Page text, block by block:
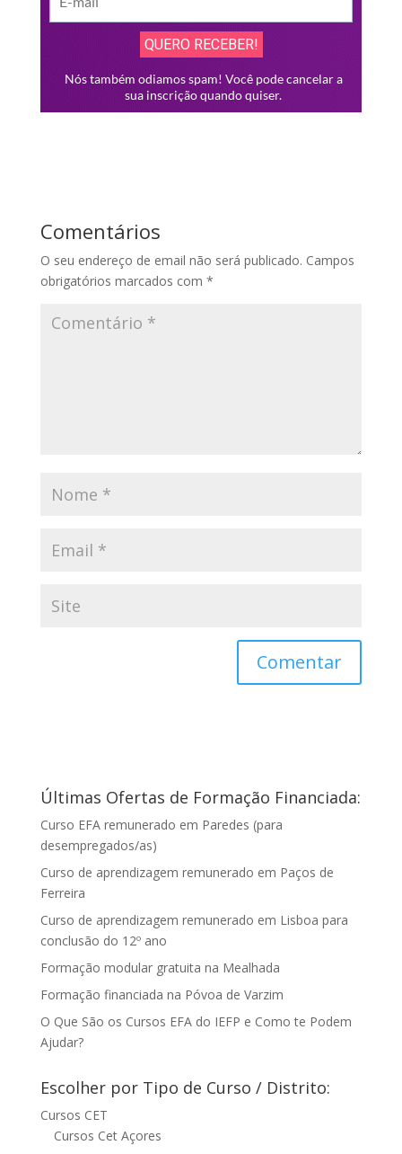
Comentários
O seu endereço de email não será publicado. Campos
obrigatórios marcados com *
Últimas Ofertas de Formação Financiada:
Curso EFA remunerado em Paredes (para
desempregados/as)
Curso de aprendizagem remunerado em Paços de
Ferreira
Curso de aprendizagem remunerado em Lisboa para
conclusão do 12º ano
Formação modular gratuita na Mealhada
Formação financiada na Póvoa de Varzim
O Que São os Cursos EFA do IEFP e Como te Podem
Ajudar?
Escolher por Tipo de Curso / Distrito:
Cursos CET
Cursos Cet Açores